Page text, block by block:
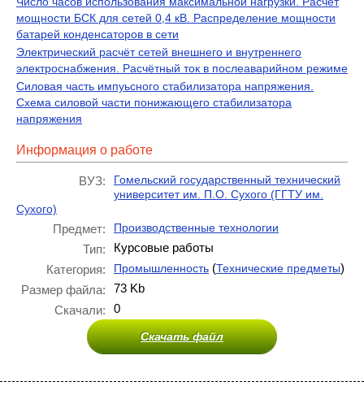
мощности БСК для сетей 0,4 кВ. Распределение мощности
батарей конденсаторов в сети
Электрический расчёт сетей внешнего и внутреннего
электроснабжения. Расчётный ток в послеаварийном режиме
Силовая часть импуьсного стабилизатора напряжения.
Схема силовой части понижающего стабилизатора
напряжения
Информация о работе
ВУЗ:
Гомельский государственный технический
университет им. П.О. Сухого (ГГТУ им.
Сухого)
Предмет: Производственные технологии
Тип:
Курсовые работы
Категория:
Промышленность (Технические предметы)
Размер файла:
73 Kb
Скачали:
0
Скачать файл